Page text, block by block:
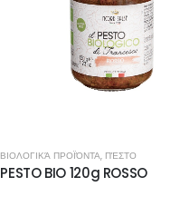
ΒΙΟΛΟΓΙΚΆ ΠΡΟΪΌΝΤΑ, ΠΈΣΤΟ
PESTO BIO 120g ROSSO